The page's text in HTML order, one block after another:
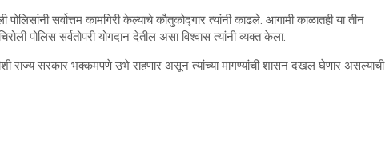
सर्वोत्तम कामगिरी केल्याचे कौतुकोद्गार त्यांनी काढले. आगामी काळातही या तीन
पोलिस सर्वतोपरी योगदान देतील असा विश्वास त्यांनी व्यक्त केला.
राज्य सरकार भक्कमपणे उभे राहणार असून त्यांच्या मागण्यांची शासन दखल घेणार असल्याची